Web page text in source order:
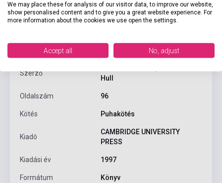
Termékjellemzők
9780521628785
Szerző
Hull
Oldalszám 96
Kötés Puhakötés
Kiadó
CAMBRIDGE UNIVERSITY
PRESS
Kiadási év 1997
Formátum Könyv
We may place these for analysis of our visitor data, to improve our website,
show personalised content and to give you a great website experience. For
more information about the cookies we use open the settings.
Accept all No, adjust